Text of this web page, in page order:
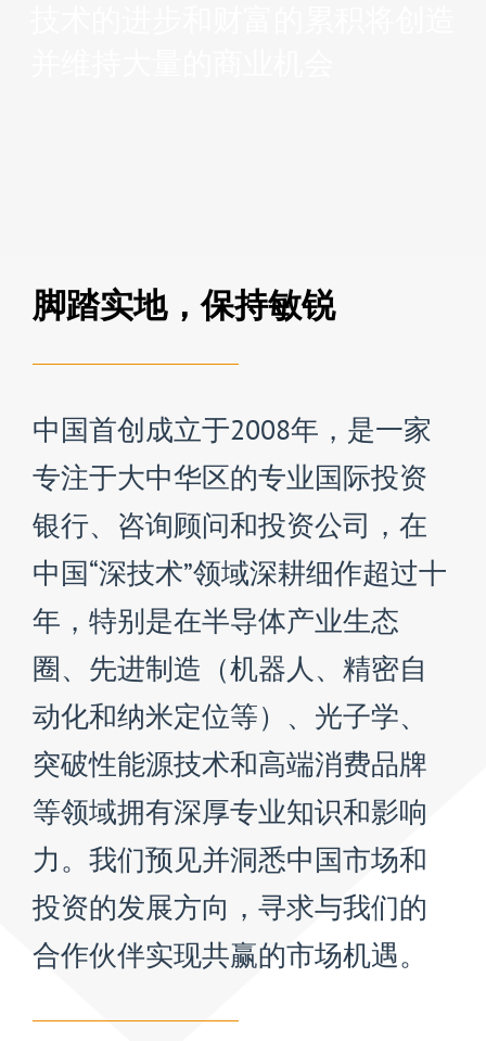
脚踏实地，保持敏锐
中国首创成立于2008年，是一家
专注于大中华区的专业国际投资
银行、咨询顾问和投资公司，在
中国“深技术”领域深耕细作超过十
年，特别是在半导体产业生态
圈、先进制造（机器人、精密自
动化和纳米定位等）、光子学、
突破性能源技术和高端消费品牌
等领域拥有深厚专业知识和影响
力。我们预见并洞悉中国市场和
投资的发展方向，寻求与我们的
合作伙伴实现共赢的市场机遇。